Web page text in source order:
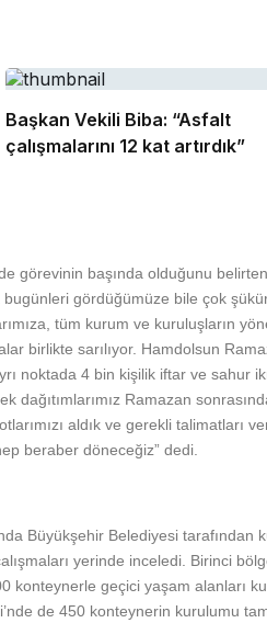
Başkan Vekili Biba: “Asfalt
çalışmalarını 12 kat artırdık”
görevinin başında olduğunu
gördüğümüze bile çok
tüm kurum ve kuruluşların
birlikte sarılıyor. Hamdolsun
noktada 4 bin kişilik iftar ve sahur
dağıtımlarımız Ramazan
aldık ve gerekli talimatları
beraber döneceğiz” dedi.
Büyükşehir Belediyesi
yerinde inceledi. Birinci
konteynerle geçici yaşam alanları
de 450 konteynerin kurulumu